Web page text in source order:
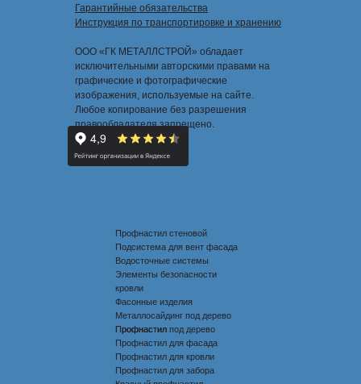
Гарантийные обязательства
Инструкция по транспортировке и хранению
ООО «ГК МЕТАЛЛСТРОЙ» обладает
исключительными авторскими правами на
графические и фотографические
изображения, используемые на сайте.
Любое копирование без разрешения
правообладателя запрещено.
Профнастил стеновой
Подсистема для вент фасада
Водосточные системы
Элементы безопасности
кровли
Фасонные изделия
Металлосайдинг под дерево
Профнастил под дерево
Профнастил
Профнастил для фасада
Профнастил для кровли
Профнастил для забора